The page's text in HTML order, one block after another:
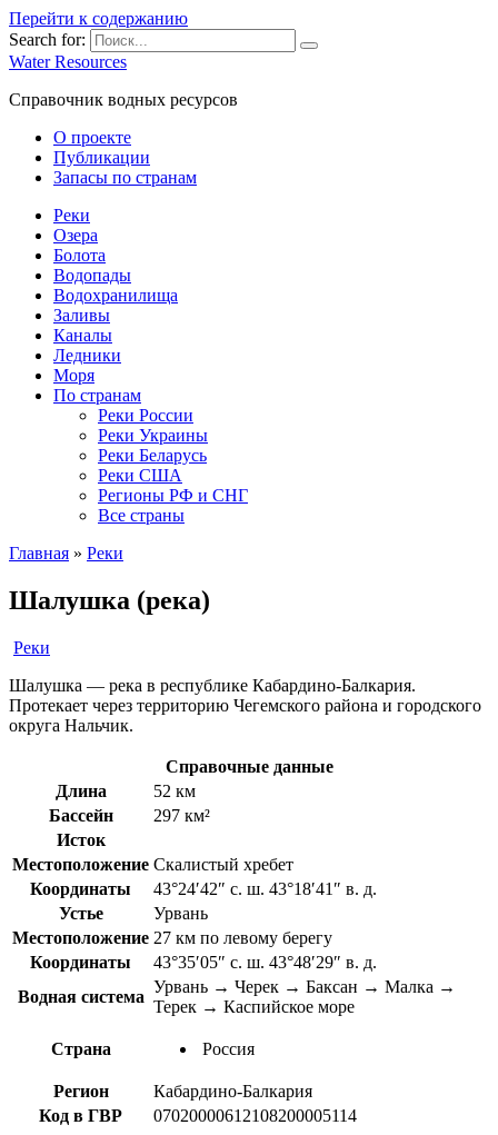
Перейти к содержанию
Search for:
Water Resources
Справочник водных ресурсов
О проекте
Публикации
Запасы по странам
Реки
Озера
Болота
Водопады
Водохранилища
Заливы
Каналы
Ледники
Моря
По странам
Реки России
Реки Украины
Реки Беларусь
Реки США
Регионы РФ и СНГ
Все страны
Главная » Реки
Шалушка (река)
Реки
Шалушка — река в республике Кабардино-Балкария.
Протекает через территорию Чегемского района и городского
округа Нальчик.
Справочные данные
Длина
52 км
Бассейн
297 км²
Исток
Местоположение Скалистый хребет
Координаты
43°24′42″ с. ш. 43°18′41″ в. д.
Устье
Урвань
Местоположение 27 км по левому берегу
Координаты
43°35′05″ с. ш. 43°48′29″ в. д.
Водная система
Урвань → Черек → Баксан → Малка →
Терек → Каспийское море
Страна Россия
Регион
Кабардино-Балкария
Код в ГВР
07020000612108200005114